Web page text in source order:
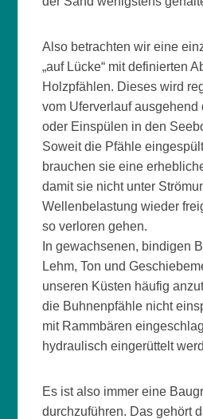
Also betrachten wir eine
„auf Lücke“ mit definierten
Holzpfählen. Dieses wird
vom Uferverlauf ausgehend
oder Einspülen in den
Soweit die Pfähle
brauchen sie eine
damit sie nicht unter
Wellenbelastung wieder
so verloren gehen.
In gewachsenen, bindigen
Lehm, Ton und
unseren Küsten häufig
die Buhnenpfähle nicht
mit Rammbären
hydraulisch eingerüttelt
Es ist also immer eine
durchzuführen. Das gehört